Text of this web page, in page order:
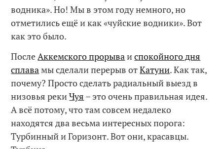
водника». Но! Мы в этом году немного, но
отметились ещё и как «чуйские водники». Вот
как это было.
ПослеАккемского прорываиспокойного дня
сплавамы сделали перерыв отКатуни. Как так,
почему? Просто сделать радиальный выезд в
низовья рекиЧуя – это очень правильная идея.
А всё потому, что там совсем недалеко
находятся два весьма интересных порога:
Турбинный и Горизонт. Вот они, красавцы.